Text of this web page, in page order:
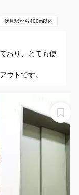
伏見駅から400m以内
おり、とても使
ウトです。
伏見駅前
施中！】